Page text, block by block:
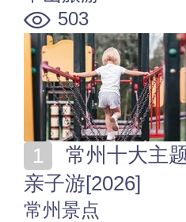
503
亲子游[2026]
常州景点